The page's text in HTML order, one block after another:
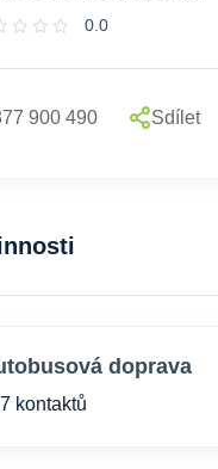
0.0
900 490 Sdílet
doprava
kontaktů